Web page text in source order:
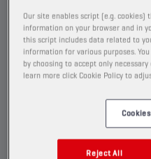
Our site enables script (e.g.
information on your browser and in
this script includes data related to
information for various purposes.
by choosing to accept only
learn more click Cookie Policy to
Reject All